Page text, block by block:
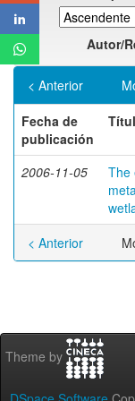
Autor/
< Anterior
Fecha de
publicación
2006-11-05
The
< Anterior
Theme by